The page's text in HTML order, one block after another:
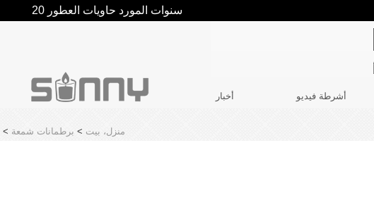
20 سنوات المورد حاويات العطور
أخبار أشرطة فيديو
منزل، بيت > برطمانات شمعة >